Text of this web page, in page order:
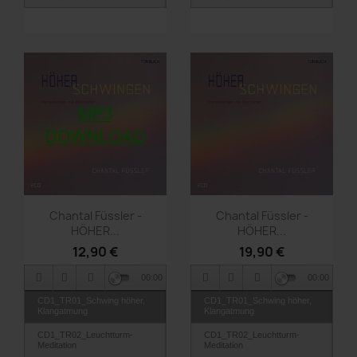
TR08_Journey to Delhi
TR09_Northern Lights
Vorschau
Chantal Füssler -
HÖHER...
12,90 €
CD1_TR02_Leuchtturm-
Meditation
00:00
Vorschau
Chantal Füssler -
HÖHER...
19,90 €
CD1_TR02_Leuchtturm-
Meditation
00:00